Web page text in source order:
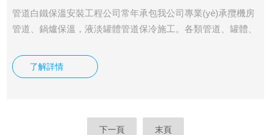
管道白鐵保溫安裝工程公司常年承包我公司專業(yè)承攬機房
管道、鍋爐保溫，液淡罐體管道保冷施工。各類管道、罐體、
皮的裝置。液
了解詳情
下一頁 末頁